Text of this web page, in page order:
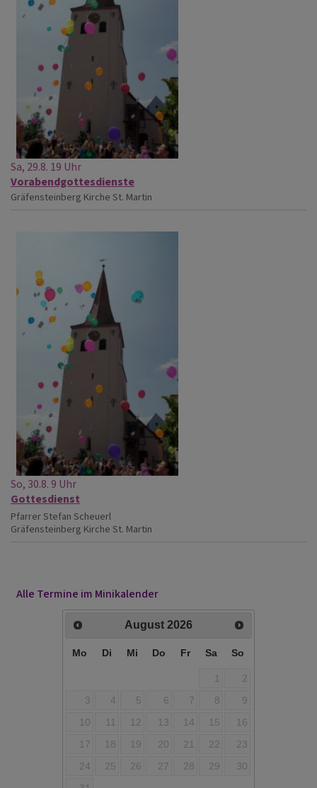
Sa, 29.8. 19 Uhr
Vorabendgottesdienste
Gräfensteinberg Kirche St. Martin
So, 30.8. 9 Uhr
Gottesdienst
Pfarrer Stefan Scheuerl
Gräfensteinberg Kirche St. Martin
Alle Termine im Minikalender
August 2026
Mo Di Mi Do Fr Sa So
1
2
3
4 5 6 7 8
9
10
11 12 13 14 15
16
17
18 19 20 21 22
23
24
25 26 27 28 29
30